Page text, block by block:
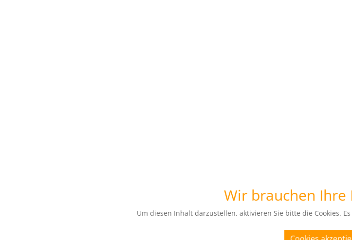
Wir brauchen Ihre
Um diesen Inhalt darzustellen, aktivieren Sie bitte die Cookies.